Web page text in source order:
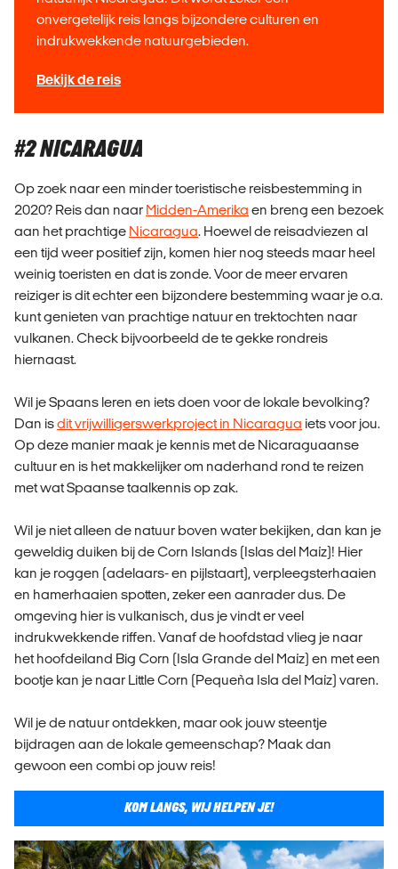
onvergetelijk reis langs bijzondere culturen en
indrukwekkende natuurgebieden.
Bekijk de reis
#2 NICARAGUA
Op zoek naar een minder toeristische reisbestemming in
2020? Reis dan naar Midden-Amerika en breng een bezoek
aan het prachtige Nicaragua. Hoewel de reisadviezen al
een tijd weer positief zijn, komen hier nog steeds maar heel
weinig toeristen en dat is zonde. Voor de meer ervaren
reiziger is dit echter een bijzondere bestemming waar je o.a.
kunt genieten van prachtige natuur en trektochten naar
vulkanen. Check bijvoorbeeld de te gekke rondreis
hiernaast.
Wil je Spaans leren en iets doen voor de lokale bevolking?
Dan isdit vrijwilligerswerkproject in Nicaragua iets voor jou.
Op deze manier maak je kennis met de Nicaraguaanse
cultuur en is het makkelijker om naderhand rond te reizen
met wat Spaanse taalkennis op zak.
Wil je niet alleen de natuur boven water bekijken, dan kan je
geweldig duiken bij de Corn Islands (Islas del Maíz)! Hier
kan je roggen (adelaars- en pijlstaart), verpleegsterhaaien
en hamerhaaien spotten, zeker een aanrader dus. De
omgeving hier is vulkanisch, dus je vindt er veel
indrukwekkende riffen. Vanaf de hoofdstad vlieg je naar
het hoofdeiland Big Corn (Isla Grande del Maíz) en met een
bootje kan je naar Little Corn (Pequeña Isla del Maíz) varen.
Wil je de natuur ontdekken, maar ook jouw steentje
bijdragen aan de lokale gemeenschap? Maak dan
gewoon een combi op jouw reis!
KOM LANGS, WIJ HELPEN JE!